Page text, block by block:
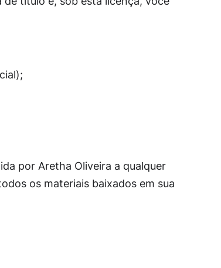
por Aretha Oliveira a qualquer
os materiais baixados em sua